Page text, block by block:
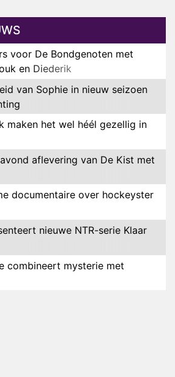
voor De Bondgenoten met
en Diederik
van Sophie in nieuw seizoen
maken het wel héél gezellig in
aflevering van De Kist met
documentaire over hockeyster
nieuwe NTR-serie Klaar
combineert mysterie met